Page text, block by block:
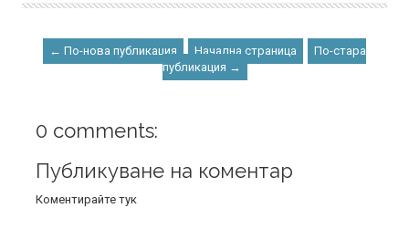
← По-нова публикация Начална страница
По-стара
публикация →
0 comments:
Публикуване на коментар
Коментирайте тук